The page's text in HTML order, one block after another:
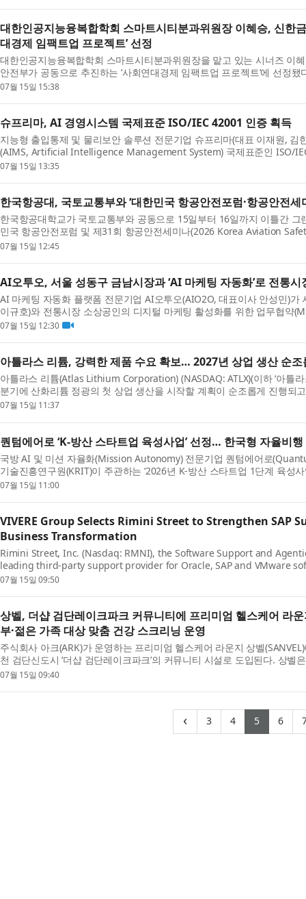
대한인공지능융복합학회 스마트시티분과위원장 이혜승, 신한
대경제 임팩트업 프로젝트’ 선정
대한인공지능융복합학회 스마트시티분과위원장을 맡고 있는 시너즈 이
안전부가 공동으로 추진하는 ‘사회연대경제 임팩트업 프로젝트’에 선정
재단을 통해 올해부터 3년간 매년 20억원씩 총 60억원을...
07월 15일 15:38
슈프리마, AI 경영시스템 국제표준 ISO/IEC 42001 인증 획득
지능형 출입통제 및 물리보안 솔루션 전문기업 슈프리마(대표 이재원, 김
(AIMS, Artificial Intelligence Management System) 국제표준인 ISO/
인증은 슈프리마가 자사 출입통제 솔루션에 적용되는 AI의 ...
07월 15일 13:35
한국항공대, 국토교통부와 ‘대한민국 항공안전포럼·항공안전세
한국항공대학교가 국토교통부와 공동으로 15일부터 16일까지 이틀간 그
민국 항공안전포럼 및 제31회 항공안전세미나(2026 Korea Aviation
다. ‘사람과 문화, 함께 여는 항공안전의 새로운 패러다임...
07월 15일 12:45
AI오투오, 서울 성동구 금남시장과 ‘AI 마케팅 자동화’로 전통
AI 마케팅 자동화 플랫폼 전문기업 AI오투오(AIO2O, 대표이사 안성민)가
이규호)와 전통시장 소상공인의 디지털 마케팅 활성화를 위한 업무협약
라 AI오투오는 업체명 입력만으로 홍보 영상·콘텐츠...
07월 15일 12:30
아틀라스 리튬, 강력한 제품 수요 확보… 2027년 상업 생산 순조
아틀라스 리튬(Atlas Lithium Corporation) (NASDAQ: ATLX)(이하 ‘아틀라
분기에 산화리튬 정광의 첫 상업 생산을 시작할 계획이 순조롭게 진행되
소유하고 있으며 모든 인허가를 완료한 Neves Proje...
07월 15일 11:37
퀀텀에어로 ‘K-방산 스타트업 육성사업’ 선정… 한국형 자율비
국방 AI 및 미션 자율화(Mission Autonomy) 전문기업 퀀텀에어로
기술진흥연구원(KRIT)이 주관하는 ‘2026년 K-방산 스타트업 1단계 육성
을 체결했다고 밝혔다. K-방산 스타트업 육성사업은 미래...
07월 15일 11:00
VIVERE Group Selects Rimini Street to Strengthen SAP
Business Transformation
Rimini Street, Inc. (Nasdaq: RMNI), the Software Support and
leading third-party support provider for Oracle, SAP and VMware
VIVERE Group, a leading Indonesian one-stop solution provider fo...
07월 15일 09:50
상벨, 더샵 검단레이크파크 커뮤니티에 프리미엄 헬스케어 라
부·젊은 가족 대상 맞춤 건강 스크리닝 운영
주식회사 아크(ARK)가 운영하는 프리미엄 헬스케어 라운지 상벨
천 검단신도시 ‘더샵 검단레이크파크’의 커뮤니티 시설로 도입된다. 상벨
통해 만성질환을 조기에 발견하고 예방 중심 건강 관...
07월 15일 09:40
‹ 3(current)
4(current)
5 6